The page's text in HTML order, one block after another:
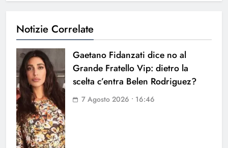
Notizie Correlate
Gaetano Fidanzati dice no al
Grande Fratello Vip: dietro la
scelta c’entra Belen Rodriguez?
7 Agosto 2026 • 16:46